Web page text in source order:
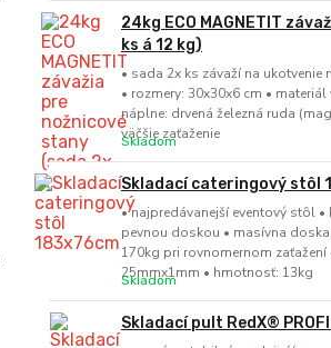
24kg ECO MAGNETIT
ks á 12 kg)
• sada 2x ks závaží na
• rozmery: 30x30x6 cm •
náplne: drvená železná ruda
väčšie zaťaženie
Skladom
Skladací cateringový stôl
• najpredávanejší eventový stôl
pevnou doskou • masívna
170kg pri rovnomernom
25mmx1mm • hmotnosť: 13kg
Skladom
Skladací pult RedX®